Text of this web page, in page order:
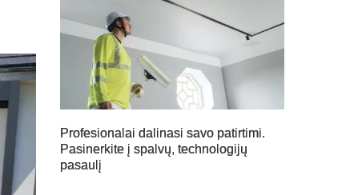
Profesionalai dalinasi savo patirtimi.
Pasinerkite į spalvų, technologijų
pasaulį